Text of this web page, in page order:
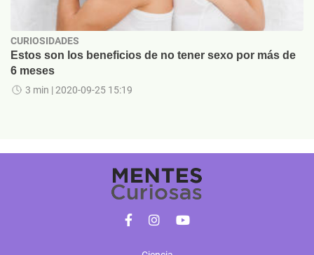
CURIOSIDADES
Estos son los beneficios de no tener sexo por más de
6 meses
3 min | 2020-09-25 15:19